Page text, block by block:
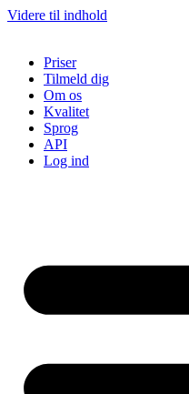
Videre til indhold
Priser
Tilmeld dig
Om os
Kvalitet
Sprog
API
Log ind